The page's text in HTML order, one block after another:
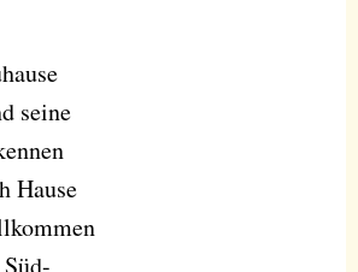
seine
Hause